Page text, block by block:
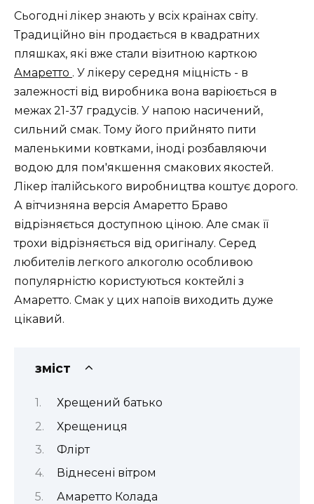
Сьогодні лікер знають у всіх країнах світу.
Традиційно він продається в квадратних
пляшках, які вже стали візитною карткою
Амаретто . У лікеру середня міцність - в
залежності від виробника вона варіюється в
межах 21-37 градусів. У напою насичений,
сильний смак. Тому його прийнято пити
маленькими ковтками, іноді розбавляючи
водою для пом'якшення смакових якостей.
Лікер італійського виробництва коштує дорого.
А вітчизняна версія Амаретто Браво
відрізняється доступною ціною. Але смак її
трохи відрізняється від оригіналу. Серед
любителів легкого алкоголю особливою
популярністю користуються коктейлі з
Амаретто. Смак у цих напоїв виходить дуже
цікавий.
зміст
Хрещений батько
Хрещениця
Флірт
Віднесені вітром
Амаретто Колада